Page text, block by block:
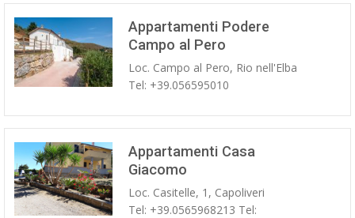
Appartamenti Podere
Campo al Pero
Loc. Campo al Pero, Rio nell'Elba
Tel: +39.056595010
Appartamenti Casa
Giacomo
Loc. Casitelle, 1, Capoliveri
Tel: +39.0565968213 Tel: